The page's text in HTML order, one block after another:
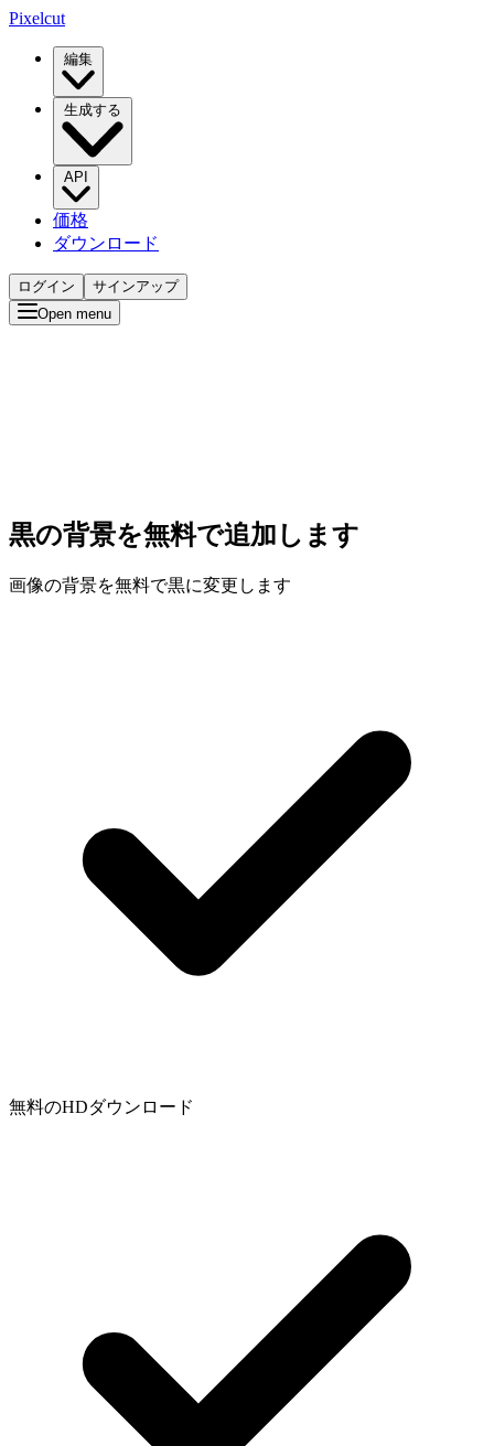
Pixelcut
編集
生成する
API
価格
ダウンロード
ログイン
サインアップ
Open menu
黒の背景を無料で追加します
画像の背景を無料で黒に変更します
無料のHDダウンロード